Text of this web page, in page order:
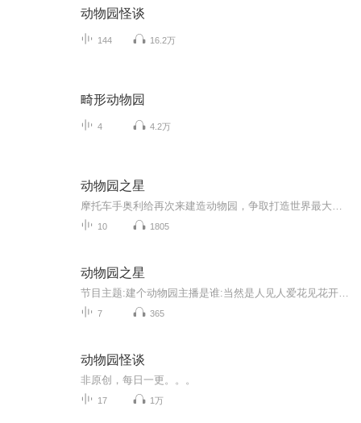
动物园怪谈
144 16.2万
畸形动物园
4 4.2万
动物园之星
10 1805
动物园之星
7 365
动物园怪谈
非原创，每日一更。。。
17 1万